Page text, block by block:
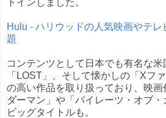
Hulu - ハリウッドの人気映画やテ
題
コンテンツとして日本でも有名な
「LOST」、そして懐かしの「Xフ
の高い作品を取り扱っており、映画
ダーマン」や「パイレーツ・オブ
ビッグタイトルも。